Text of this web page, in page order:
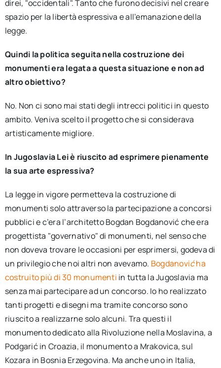
direi, "occidentali". Tanto che furono decisivi nel creare
spazio per la libertà espressiva e all’emanazione della
legge.
Quindi la politica seguita nella costruzione dei
monumenti era legata a questa situazione e non ad
altro obiettivo?
No. Non ci sono mai stati degli intrecci politici in questo
ambito. Veniva scelto il progetto che si considerava
artisticamente migliore.
In Jugoslavia Lei è riuscito ad esprimere pienamente
la sua arte espressiva?
La legge in vigore permetteva la costruzione di
monumenti solo attraverso la partecipazione a concorsi
pubblici e c’era l’architetto Bogdan Bogdanović che era
progettista "governativo" di monumenti, nel senso che
non doveva trovare le occasioni per esprimersi, godeva di
un privilegio che noi altri non avevamo. Bogdanovićha
costruito più di 30 monumenti in tutta la Jugoslavia ma
senza mai partecipare ad un concorso. Io ho realizzato
tanti progetti e disegni ma tramite concorso sono
riuscito a realizzarne solo alcuni. Tra questi il
monumento dedicato alla Rivoluzione nella Moslavina, a
Podgarić in Croazia, il monumento a Mrakovica, sul
Kozara in Bosnia Erzegovina. Ma anche uno in Italia,